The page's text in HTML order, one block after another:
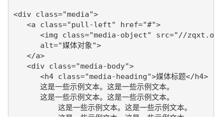
<div class="media">
   <a class="pull-left" href="#">
<img class="media-object" src="//
      alt="媒体对象">
   </a>
   <div class="media-body">
      <h4 class="media-heading">媒体标题</h4>
      这是一些示例文本。这是一些示例文本。
      这是一些示例文本。这是一些示例文本。